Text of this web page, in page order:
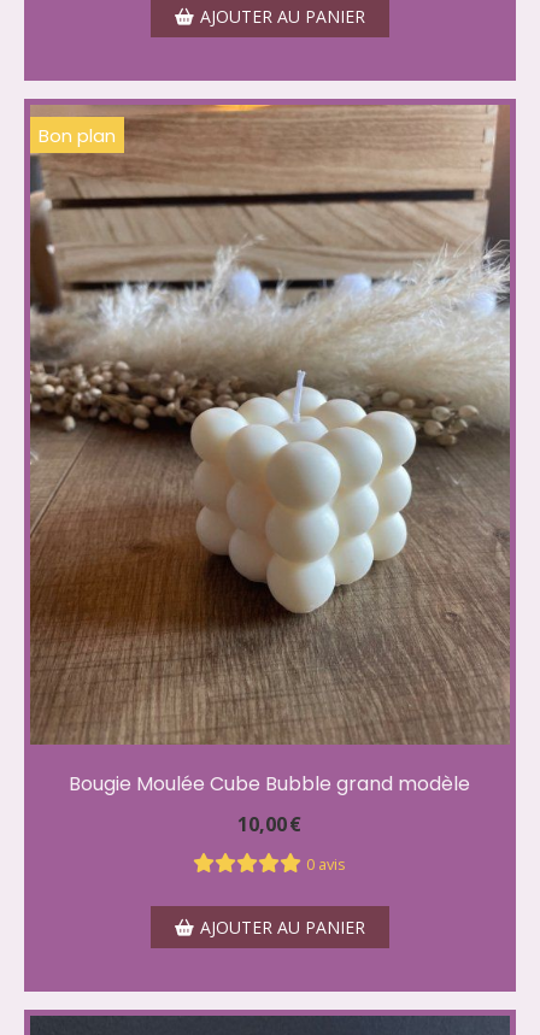
AJOUTER AU PANIER
Bon plan
Bougie Moulée Cube Bubble grand modèle
10,00€
0 avis
AJOUTER AU PANIER